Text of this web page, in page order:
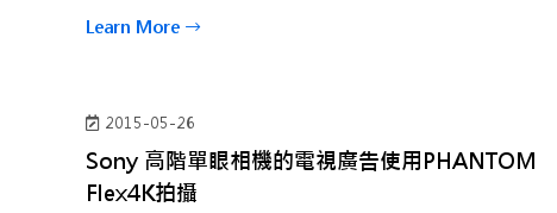
Learn More
2015-05-26
Sony 高階單眼相機的電視廣告使用PHANTOM
Flex4K拍攝